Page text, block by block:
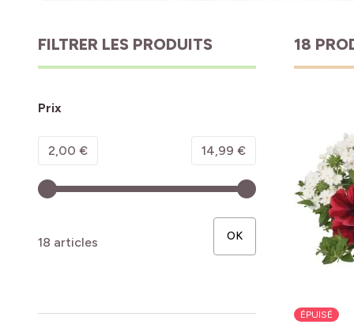
FILTRER LES PRODUITS
Prix
Minimum value
2,00 € Valeur maximale
14,99 €
18 articles OK
18
ÉPUISÉ